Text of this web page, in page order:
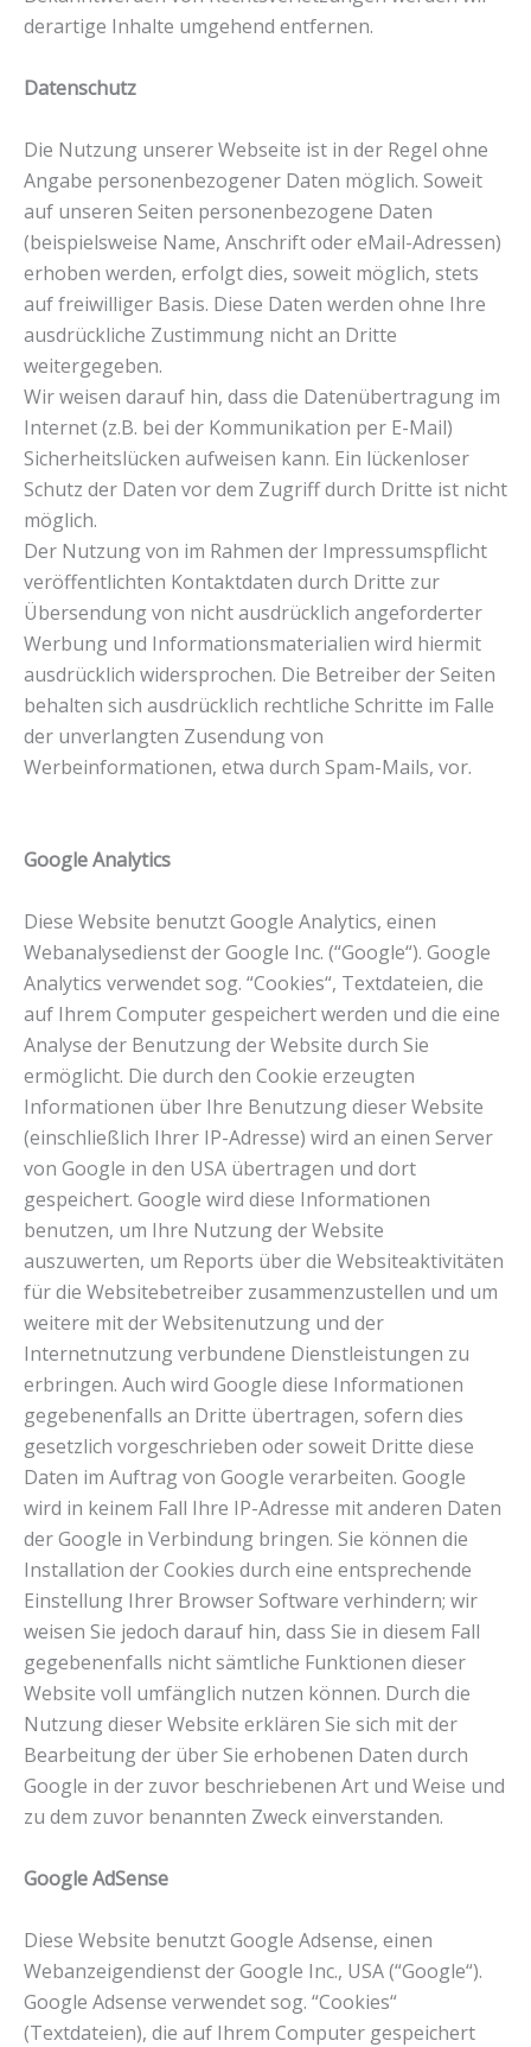
derartige Inhalte umgehend entfernen.
Datenschutz
Die Nutzung unserer Webseite ist in der Regel ohne
Angabe personenbezogener Daten möglich. Soweit
auf unseren Seiten personenbezogene Daten
(beispielsweise Name, Anschrift oder eMail-Adressen)
erhoben werden, erfolgt dies, soweit möglich, stets
auf freiwilliger Basis. Diese Daten werden ohne Ihre
ausdrückliche Zustimmung nicht an Dritte
weitergegeben.
Wir weisen darauf hin, dass die Datenübertragung im
Internet (z.B. bei der Kommunikation per E-Mail)
Sicherheitslücken aufweisen kann. Ein lückenloser
Schutz der Daten vor dem Zugriff durch Dritte ist nicht
möglich.
Der Nutzung von im Rahmen der Impressumspflicht
veröffentlichten Kontaktdaten durch Dritte zur
Übersendung von nicht ausdrücklich angeforderter
Werbung und Informationsmaterialien wird hiermit
ausdrücklich widersprochen. Die Betreiber der Seiten
behalten sich ausdrücklich rechtliche Schritte im Falle
der unverlangten Zusendung von
Werbeinformationen, etwa durch Spam-Mails, vor.
Google Analytics
Diese Website benutzt Google Analytics, einen
Webanalysedienst der Google Inc. (“Google“). Google
Analytics verwendet sog. “Cookies“, Textdateien, die
auf Ihrem Computer gespeichert werden und die eine
Analyse der Benutzung der Website durch Sie
ermöglicht. Die durch den Cookie erzeugten
Informationen über Ihre Benutzung dieser Website
(einschließlich Ihrer IP-Adresse) wird an einen Server
von Google in den USA übertragen und dort
gespeichert. Google wird diese Informationen
benutzen, um Ihre Nutzung der Website
auszuwerten, um Reports über die Websiteaktivitäten
für die Websitebetreiber zusammenzustellen und um
weitere mit der Websitenutzung und der
Internetnutzung verbundene Dienstleistungen zu
erbringen. Auch wird Google diese Informationen
gegebenenfalls an Dritte übertragen, sofern dies
gesetzlich vorgeschrieben oder soweit Dritte diese
Daten im Auftrag von Google verarbeiten. Google
wird in keinem Fall Ihre IP-Adresse mit anderen Daten
der Google in Verbindung bringen. Sie können die
Installation der Cookies durch eine entsprechende
Einstellung Ihrer Browser Software verhindern; wir
weisen Sie jedoch darauf hin, dass Sie in diesem Fall
gegebenenfalls nicht sämtliche Funktionen dieser
Website voll umfänglich nutzen können. Durch die
Nutzung dieser Website erklären Sie sich mit der
Bearbeitung der über Sie erhobenen Daten durch
Google in der zuvor beschriebenen Art und Weise und
zu dem zuvor benannten Zweck einverstanden.
Google AdSense
Diese Website benutzt Google Adsense, einen
Webanzeigendienst der Google Inc., USA (“Google“).
Google Adsense verwendet sog. “Cookies“
(Textdateien), die auf Ihrem Computer gespeichert